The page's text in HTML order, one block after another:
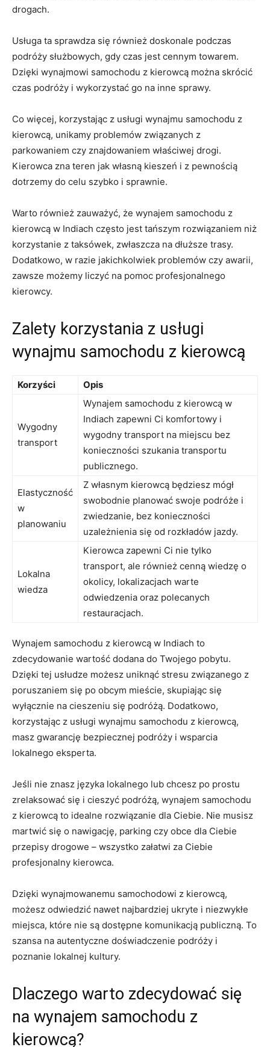
drogach.
Usługa‌ ta sprawdza⁢ się również doskonale podczas
podróży służbowych, gdy czas jest cennym towarem.
Dzięki ​wynajmowi​ samochodu z kierowcą można skrócić
czas podróży⁣ i wykorzystać go na inne ​sprawy.
Co więcej, korzystając z usługi ​wynajmu samochodu z
kierowcą, unikamy ‍problemów związanych z
parkowaniem‌ czy znajdowaniem właściwej drogi.
⁤Kierowca zna‍ teren jak własną kieszeń⁢ i z pewnością
‌dotrzemy do celu‌ szybko i sprawnie.
Warto ⁣również zauważyć, że ⁣wynajem ⁣samochodu z
kierowcą w Indiach często jest tańszym rozwiązaniem​ niż
korzystanie z taksówek, zwłaszcza na dłuższe trasy.
Dodatkowo, w⁤ razie jakichkolwiek problemów ⁢czy awarii,
zawsze możemy liczyć na pomoc profesjonalnego
kierowcy.
Zalety⁢ korzystania z usługi⁣
wynajmu samochodu z kierowcą
Korzyści Opis
Wygodny‌
transport
Wynajem⁢ samochodu ‍z kierowcą w
Indiach⁢ zapewni Ci komfortowy i‌
wygodny transport‌ na ⁤miejscu⁤ bez⁤
konieczności szukania transportu
publicznego.
Elastyczność
w
planowaniu
Z własnym kierowcą będziesz⁣ mógł
swobodnie planować​ swoje podróże i
zwiedzanie, bez ​konieczności
uzależnienia się ‌od rozkładów jazdy.
Lokalna
wiedza
Kierowca zapewni Ci‌ nie tylko
transport, ale również ‍cenną ‍wiedzę ⁣o
okolicy, lokalizacjach warte
⁤odwiedzenia ​oraz polecanych ​
restauracjach.
Wynajem⁢ samochodu ⁢z kierowcą w Indiach to
zdecydowanie wartość dodana do Twojego‌ pobytu.
Dzięki tej usłudze​ możesz uniknąć stresu związanego z⁣
poruszaniem się po obcym⁣ mieście,⁤ skupiając się⁣
wyłącznie‌ na ⁢cieszeniu się podróżą. Dodatkowo,⁣
korzystając z ​usługi⁢ wynajmu samochodu z kierowcą,
masz gwarancję⁤ bezpiecznej⁢ podróży ⁣i wsparcia
lokalnego eksperta.
Jeśli nie ⁢znasz języka lokalnego⁢ lub chcesz po prostu ​
zrelaksować się⁣ i cieszyć podróżą, ‍wynajem samochodu
⁢z ​kierowcą​ to idealne rozwiązanie‌ dla Ciebie. ⁢Nie musisz
martwić się o nawigację, parking czy obce ⁢dla Ciebie
przepisy ​drogowe –⁣ wszystko załatwi za⁤ Ciebie⁣
profesjonalny​ kierowca.
Dzięki wynajmowanemu samochodowi ‌z kierowcą,
możesz‍ odwiedzić nawet najbardziej ukryte⁣ i niezwykłe
miejsca, które nie są dostępne ⁣komunikacją publiczną. ​To
szansa ⁣na‌ autentyczne doświadczenie podróży i
poznanie⁢ lokalnej kultury.
Dlaczego warto zdecydować ​się
na ‍wynajem samochodu z
kierowcą?